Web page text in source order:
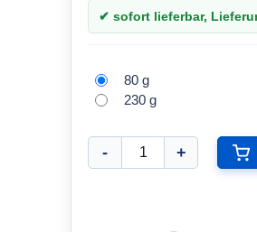
✔ sofort lieferbar,
80 g
230 g